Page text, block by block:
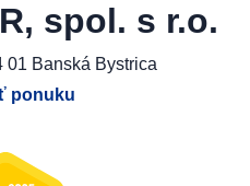
spol. s r.o.
01 Banská Bystrica
ponuku